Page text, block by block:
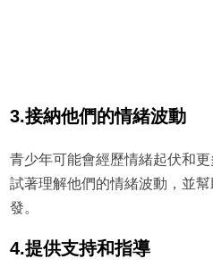
3.接納他們的情緒波動
青少年可能會經歷情緒起伏和
試著理解他們的情緒波動，並
發。
4.提供支持和指導